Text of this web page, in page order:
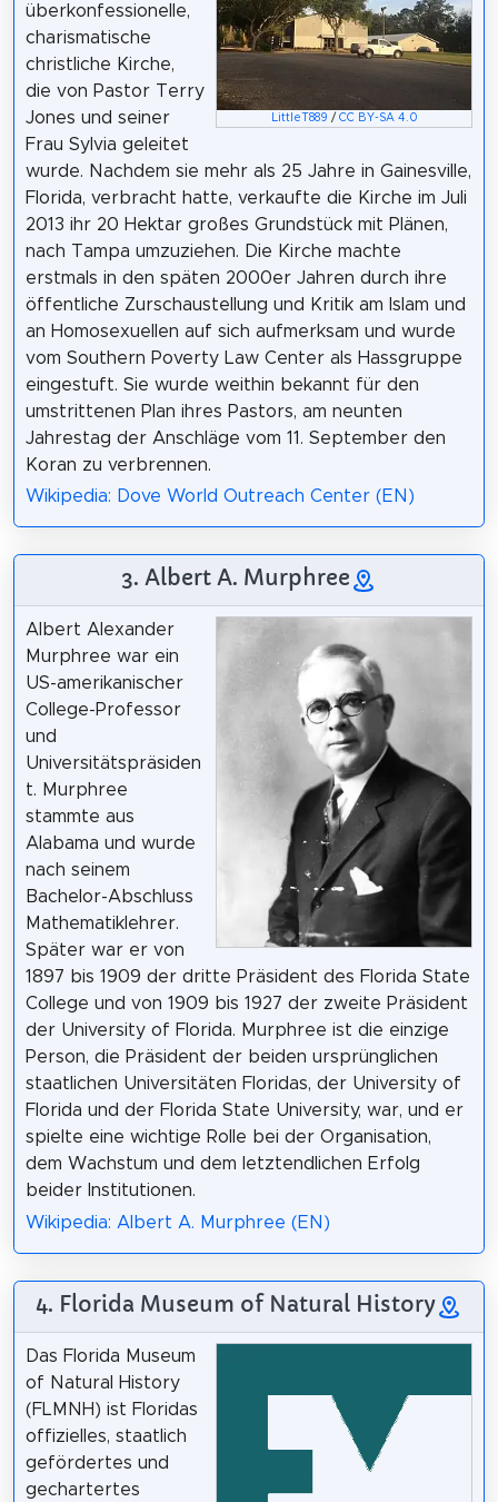
LittleT889 / CC BY-SA 4.0
überkonfessionelle,
charismatische
christliche Kirche,
die von Pastor Terry
Jones und seiner
Frau Sylvia geleitet
wurde. Nachdem sie mehr als 25 Jahre in Gainesville,
Florida, verbracht hatte, verkaufte die Kirche im Juli
2013 ihr 20 Hektar großes Grundstück mit Plänen,
nach Tampa umzuziehen. Die Kirche machte
erstmals in den späten 2000er Jahren durch ihre
öffentliche Zurschaustellung und Kritik am Islam und
an Homosexuellen auf sich aufmerksam und wurde
vom Southern Poverty Law Center als Hassgruppe
eingestuft. Sie wurde weithin bekannt für den
umstrittenen Plan ihres Pastors, am neunten
Jahrestag der Anschläge vom 11. September den
Koran zu verbrennen.
Wikipedia: Dove World Outreach Center (EN)
3. Albert A. Murphree
Albert Alexander
Murphree war ein
US-amerikanischer
College-Professor
und
Universitätspräsiden
t. Murphree
stammte aus
Alabama und wurde
nach seinem
Bachelor-Abschluss
Mathematiklehrer.
Später war er von
1897 bis 1909 der dritte Präsident des Florida State
College und von 1909 bis 1927 der zweite Präsident
der University of Florida. Murphree ist die einzige
Person, die Präsident der beiden ursprünglichen
staatlichen Universitäten Floridas, der University of
Florida und der Florida State University, war, und er
spielte eine wichtige Rolle bei der Organisation,
dem Wachstum und dem letztendlichen Erfolg
beider Institutionen.
Wikipedia: Albert A. Murphree (EN)
4. Florida Museum of Natural History
Das Florida Museum
of Natural History
(FLMNH) ist Floridas
offizielles, staatlich
gefördertes und
gechartertes